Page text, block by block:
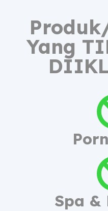
Yang
Spa &